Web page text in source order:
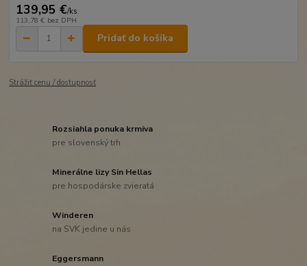
139,95 €/ks
113,78 € bez DPH
Pridať do košíka
Strážiť cenu / dostupnosť
Rozsiahla ponuka krmiva
pre slovenský trh
Minerálne lizy Sin Hellas
pre hospodárske zvieratá
Winderen
na SVK jedine u nás
Eggersmann